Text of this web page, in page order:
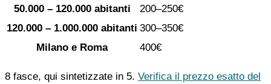
50.000 – 120.000 abitanti
200–250€
120.000 – 1.000.000 abitanti 300–350€
Milano e Roma
400€
8 fasce, qui sintetizzate in 5. Verifica il prezzo esatto del